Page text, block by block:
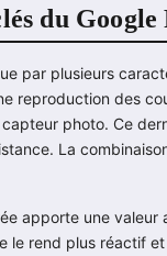
du Google
par plusieurs
reproduction des
capteur photo. Ce
La
apporte une
le rend plus réactif